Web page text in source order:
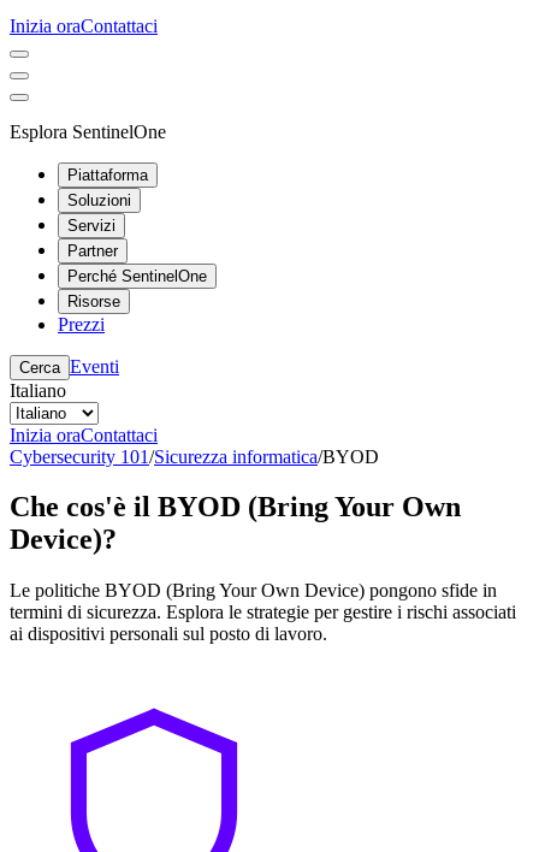
Inizia oraContattaci
Esplora SentinelOne
Piattaforma
Soluzioni
Servizi
Partner
Perché SentinelOne
Risorse
Prezzi
Cerca Eventi
Italiano
Inizia oraContattaci
Cybersecurity 101/Sicurezza informatica/BYOD
Che cos'è il BYOD (Bring Your Own
Device)?
Le politiche BYOD (Bring Your Own Device) pongono sfide in
termini di sicurezza. Esplora le strategie per gestire i rischi associati
ai dispositivi personali sul posto di lavoro.